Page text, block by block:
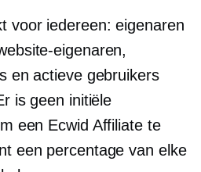
voor iedereen: eigenaren
eigenaren,
en actieve gebruikers
is geen initiële
een ​​Ecwid Affiliate te
een percentage van elke